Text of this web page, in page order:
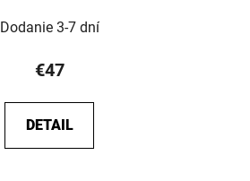
Dodanie 3-7 dní
€47
DETAIL